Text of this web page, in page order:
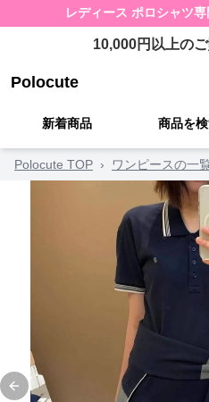
レディース ポロシャツ専
10,000円以上の
Polocute
新着商品 商品を
Polocute TOP › ワンピースの一
Previous slide